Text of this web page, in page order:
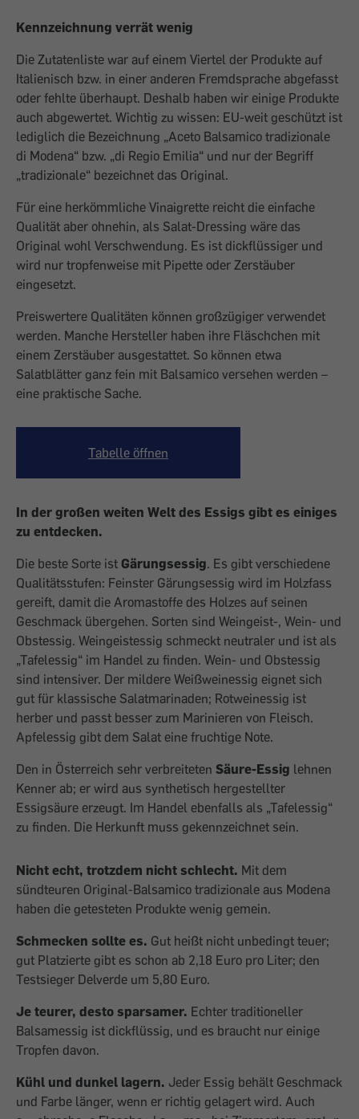
Kennzeichnung verrät wenig
Die Zutatenliste war auf einem Viertel der Produkte auf
Italienisch bzw. in einer anderen Fremdsprache abgefasst
oder fehlte überhaupt. Deshalb haben wir einige Produkte
auch abgewertet. Wichtig zu wissen: EU-weit geschützt ist
lediglich die Bezeichnung „Aceto Balsamico tradizionale
di Modena“ bzw. „di Regio Emilia“ und nur der Begriff
„tradizionale“ bezeichnet das Original.
Für eine herkömmliche Vinaigrette reicht die einfache
Qualität aber ohnehin, als Salat-Dressing wäre das
Original wohl Verschwendung. Es ist dickflüssiger und
wird nur tropfenweise mit Pipette oder Zerstäuber
eingesetzt.
Preiswertere Qualitäten können großzügiger verwendet
werden. Manche Hersteller haben ihre Fläschchen mit
einem Zerstäuber ausgestattet. So können etwa
Salatblätter ganz fein mit Balsamico versehen werden –
eine praktische Sache.
Tabelle öffnen
In der großen weiten Welt des Essigs gibt es einiges
zu entdecken.
Die beste Sorte ist Gärungsessig. Es gibt verschiedene
Qualitätsstufen: Feinster Gärungsessig wird im Holzfass
gereift, damit die Aromastoffe des Holzes auf seinen
Geschmack übergehen. Sorten sind Weingeist-, Wein- und
Obstessig. Weingeistessig schmeckt neutraler und ist als
„Tafelessig“ im Handel zu finden. Wein- und Obstessig
sind intensiver. Der mildere Weißweinessig eignet sich
gut für klassische Salatmarinaden; Rotweinessig ist
herber und passt besser zum Marinieren von Fleisch.
Apfelessig gibt dem Salat eine fruchtige Note.
Den in Österreich sehr verbreiteten Säure-Essig lehnen
Kenner ab; er wird aus synthetisch hergestellter
Essigsäure erzeugt. Im Handel ebenfalls als „Tafelessig“
zu finden. Die Herkunft muss gekennzeichnet sein.
Nicht echt, trotzdem nicht schlecht. Mit dem
sündteuren Original-Balsamico tradizionale aus Modena
haben die getesteten Produkte wenig gemein.
Schmecken sollte es. Gut heißt nicht unbedingt teuer;
gut Platzierte gibt es schon ab 2,18 Euro pro Liter; den
Testsieger Delverde um 5,80 Euro.
Je teurer, desto sparsamer. Echter traditioneller
Balsamessig ist dickflüssig, und es braucht nur einige
Tropfen davon.
Kühl und dunkel lagern. Jeder Essig behält Geschmack
und Farbe länger, wenn er richtig gelagert wird. Auch